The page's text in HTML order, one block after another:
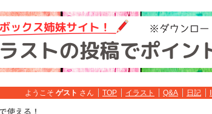
ようこそ ゲスト さん TOP イラスト Q&A 日記